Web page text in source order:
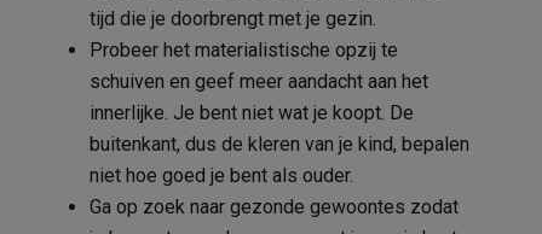
tijd die je doorbrengt met je gezin.
Probeer het materialistische opzij te
schuiven en geef meer aandacht aan het
innerlijke. Je bent niet wat je koopt. De
buitenkant, dus de kleren van je kind, bepalen
niet hoe goed je bent als ouder.
Ga op zoek naar gezonde gewoontes zodat